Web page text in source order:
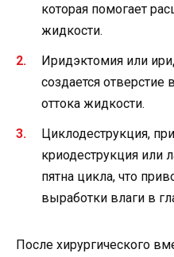
которая помогает
жидкости.
Иридэктомия или
создается
оттока жидкости.
Циклодеструкция,
криодеструкция или
пятна цикла, что
выработки влаги в
После хирургического